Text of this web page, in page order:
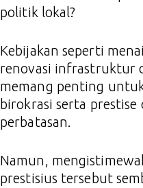
politik lokal?
Kebijakan seperti
renovasi infrastruktur
memang penting
birokrasi serta
perbatasan.
Namun,
prestisius tersebut